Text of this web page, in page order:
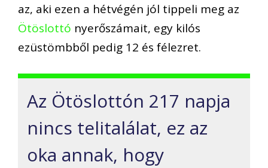
az, aki ezen a hétvégén jól tippeli meg az
Ötöslottó nyerőszámait, egy kilós
ezüstömbből pedig 12 és félezret.
Az Ötöslottón 217 napja
nincs telitalálat, ez az
oka annak, hogy